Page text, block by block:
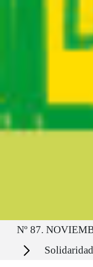
Ruta del sitio
Nº 87.
Secciones Solidaridad